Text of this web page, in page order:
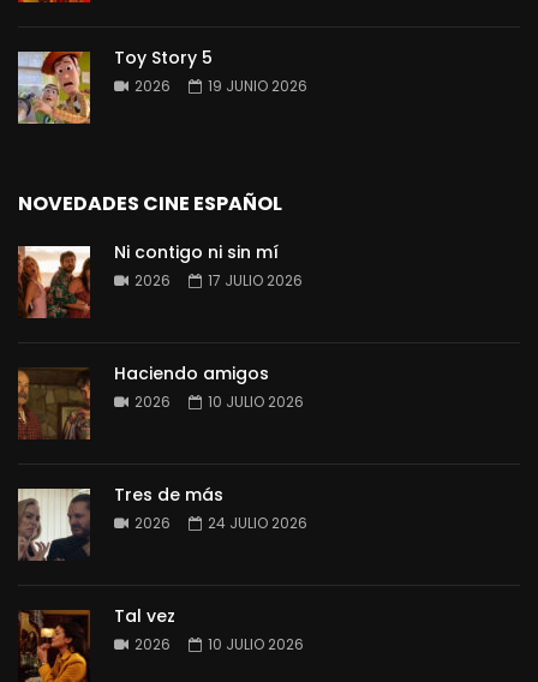
Toy Story 5
2026 19 JUNIO 2026
NOVEDADES CINE ESPAÑOL
Ni contigo ni sin mí
2026 17 JULIO 2026
Haciendo amigos
2026 10 JULIO 2026
Tres de más
2026 24 JULIO 2026
Tal vez
2026 10 JULIO 2026